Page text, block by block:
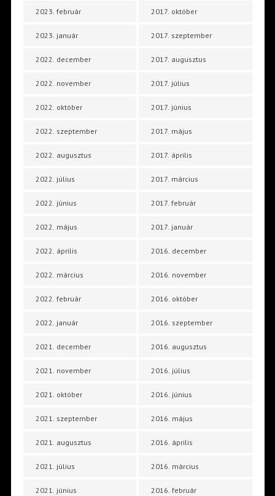
2023. február
2023. január
2022. december
2022. november
2022. október
2022. szeptember
2022. augusztus
2022. július
2022. június
2022. május
2022. április
2022. március
2022. február
2022. január
2021. december
2021. november
2021. október
2021. szeptember
2021. augusztus
2021. július
2021. június
2017. október
2017. szeptember
2017. augusztus
2017. július
2017. június
2017. május
2017. április
2017. március
2017. február
2017. január
2016. december
2016. november
2016. október
2016. szeptember
2016. augusztus
2016. július
2016. június
2016. május
2016. április
2016. március
2016. február